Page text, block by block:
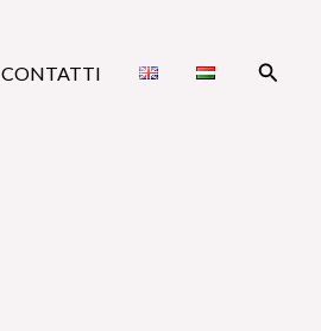
CONTATTI Cerca